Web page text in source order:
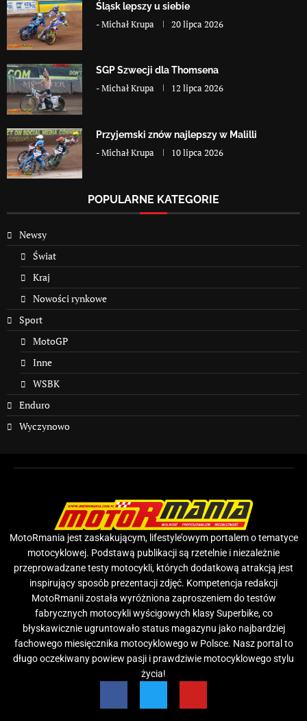
Śląsk lepszy u siebie
-Michał Krupa 20 lipca 2026
SGP Szwecji dla Thomsena
-Michał Krupa 12 lipca 2026
Przyjemski znów najlepszy w Malilli
-Michał Krupa 10 lipca 2026
POPULARNE KATEGORIE
Newsy
Świat
Kraj
Nowości rynkowe
Sport
MotoGP
Inne
WSBK
Enduro
Wyczynowo
MotoRmania jest zaskakującym, lifestyle’owym portalem o tematyce
motocyklowej. Podstawą publikacji są rzetelnie i niezależnie
przeprowadzane testy motocykli, których dodatkową atrakcją jest
inspirujący sposób prezentacji zdjęć. Kompetencja redakcji
MotoRmanii została wyróżniona zaproszeniem do testów
fabrycznych motocykli wyścigowych klasy Superbike, co
błyskawicznie ugruntowało status magazynu jako najbardziej
fachowego miesięcznika motocyklowego w Polsce. Nasz portal to
długo oczekiwany powiew pasji i prawdziwie motocyklowego stylu
życia!